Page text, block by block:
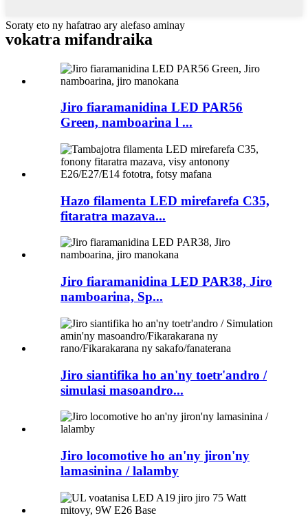
Soraty eto ny hafatrao ary alefaso aminay
vokatra mifandraika
Jiro fiaramanidina LED PAR56
Green, namboarina l ...
Hazo filamenta LED mirefarefa C35,
fitaratra mazava...
Jiro fiaramanidina LED PAR38, Jiro
namboarina, Sp...
Jiro siantifika ho an'ny toetr'andro /
simulasi masoandro...
Jiro locomotive ho an'ny jiron'ny
lamasinina / lalamby